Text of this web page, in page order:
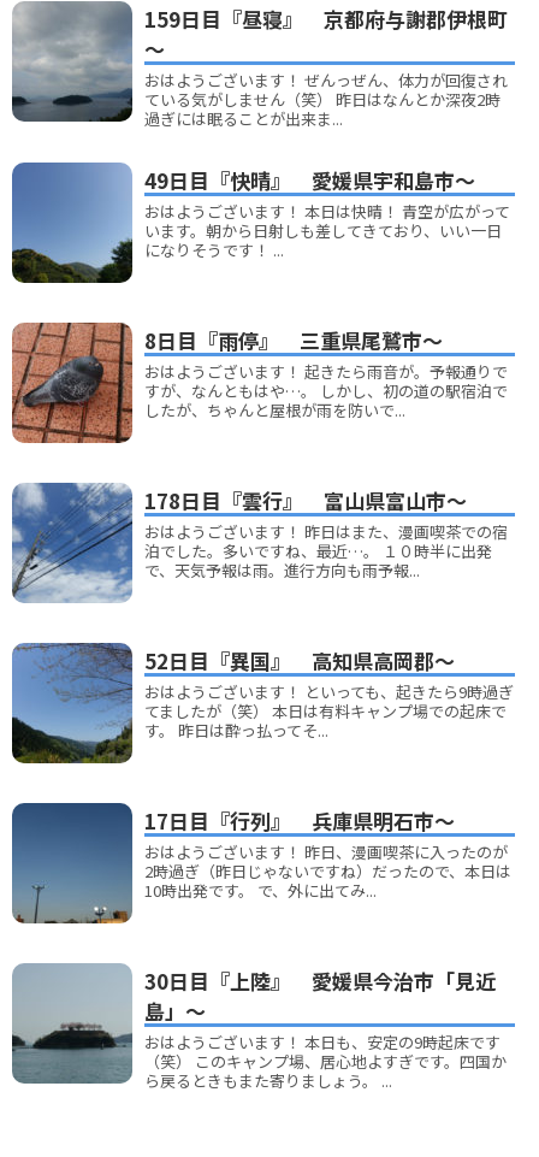
159日目『昼寝』 京都府与謝郡伊根町
～
おはようございます！ ぜんっぜん、体力が回復され
ている気がしません（笑） 昨日はなんとか深夜2時
過ぎには眠ることが出来ま...
49日目『快晴』 愛媛県宇和島市～
おはようございます！ 本日は快晴！ 青空が広がって
います。朝から日射しも差してきており、いい一日
になりそうです！ ...
8日目『雨停』 三重県尾鷲市～
おはようございます！ 起きたら雨音が。予報通りで
すが、なんともはや…。 しかし、初の道の駅宿泊で
したが、ちゃんと屋根が雨を防いで...
178日目『雲行』 富山県富山市～
おはようございます！ 昨日はまた、漫画喫茶での宿
泊でした。多いですね、最近…。 １０時半に出発
で、天気予報は雨。進行方向も雨予報...
52日目『異国』 高知県高岡郡～
おはようございます！ といっても、起きたら9時過ぎ
てましたが（笑） 本日は有料キャンプ場での起床で
す。 昨日は酔っ払ってそ...
17日目『行列』 兵庫県明石市～
おはようございます！ 昨日、漫画喫茶に入ったのが
2時過ぎ（昨日じゃないですね）だったので、本日は
10時出発です。 で、外に出てみ...
30日目『上陸』 愛媛県今治市「見近
島」～
おはようございます！ 本日も、安定の9時起床です
（笑） このキャンプ場、居心地よすぎです。四国か
ら戻るときもまた寄りましょう。 ...